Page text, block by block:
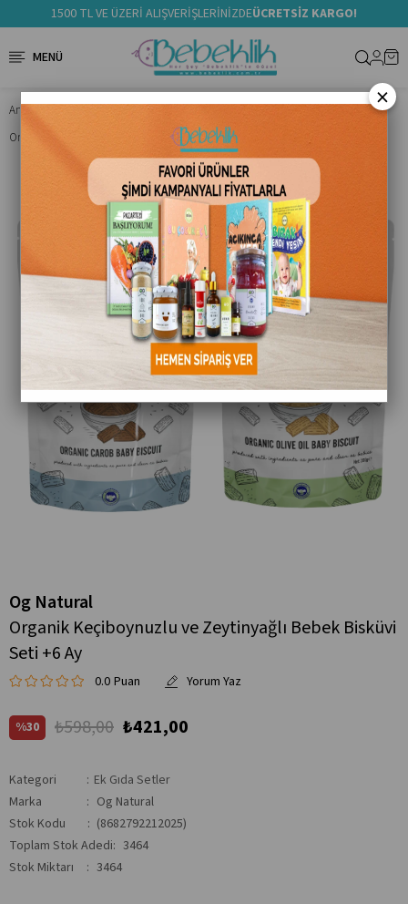
1500 TL VE ÜZERİ ALIŞVERİŞLERİNİZDEÜCRETSİZ KARGO!
Anasayfa Ek Gıda
Ek Gıda Setler
Organik Keçiboynuzlu ve Zeytinyağlı Bebek Bisküvi Seti +6 Ay
Og Natural
Organik Keçiboynuzlu ve Zeytinyağlı Bebek Bisküvi
Seti +6 Ay
0.0
30 ₺598,00 ₺421,00
Kategori : Ek Gıda Setler
Marka
: Og Natural
Stok Kodu
(8682792212025)
Toplam Stok Adedi: 3464
Stok Miktarı
: 3464
×